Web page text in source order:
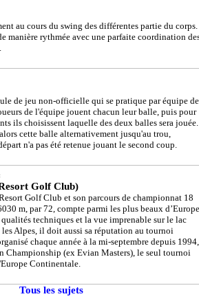
au cours du swing des différentes partie du corps.
manière rythmée avec une parfaite coordination
de jeu non-officielle qui se pratique par équipe de
de l'équipe jouent chacun leur balle, puis pour
ils choisissent laquelle des deux balles sera jouée.
cette balle alternativement jusqu'au trou,
n'a pas été retenue jouant le second coup.
Golf Club)
Golf Club et son parcours de championnat 18
m, par 72, compte parmi les plus beaux
qualités techniques et la vue imprenable sur le lac
les Alpes, il doit aussi sa réputation au tournoi
chaque année à la mi-septembre depuis 1994,
Championship (ex Evian Masters), le seul tournoi
Continentale.
Tous les sujets